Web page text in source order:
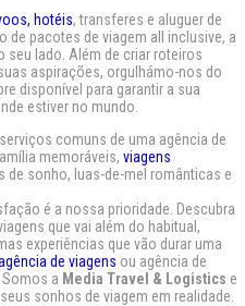
hotéis, transferes e aluguer de
de pacotes de viagem all inclusive, a
seu lado. Além de criar roteiros
aspirações, orgulhámo-nos do
disponível para garantir a sua
estiver no mundo.
comuns de uma agência de
memoráveis,viagens
de sonho, luas-de-mel românticas e
é a nossa prioridade. Descubra
que vai além do habitual,
experiências que vão durar uma
de viagens ou agência de
a Media Travel & Logistics e
sonhos de viagem em realidade.